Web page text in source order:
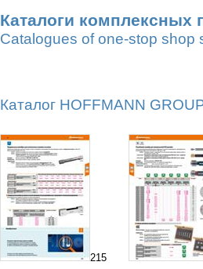
Каталоги комплексных
Catalogues of one-stop shop
Каталог HOFFMANN
215